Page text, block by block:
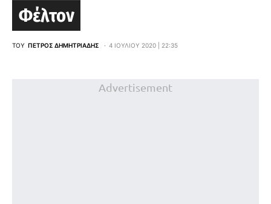
Φέλτον
ΤΟΥ ΠΈΤΡΟΣ ΔΗΜΗΤΡΙΆΔΗΣ 4 ΙΟΥΛΊΟΥ 2020 | 22:35
Advertisement